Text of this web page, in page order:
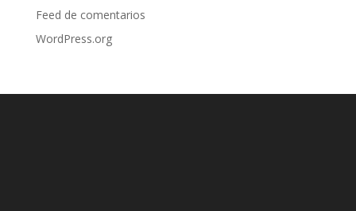
Feed de comentarios
WordPress.org